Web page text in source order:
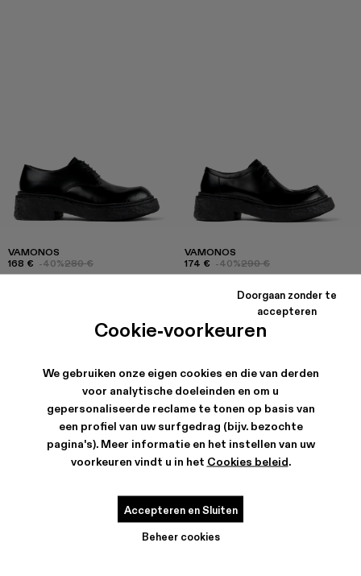
Cookie-voorkeuren
We gebruiken onze eigen cookies en die van derden
voor analytische doeleinden en om u
gepersonaliseerde reclame te tonen op basis van
een profiel van uw surfgedrag (bijv. bezochte
pagina's). Meer informatie en het instellen van uw
voorkeuren vindt u in het Cookies beleid.
Beheer cookies
Doorgaan zonder te
accepteren
Accepteren en Sluiten
VAMONOS
168 € -40%280 €
VAMONOS
174 € -40%290 €